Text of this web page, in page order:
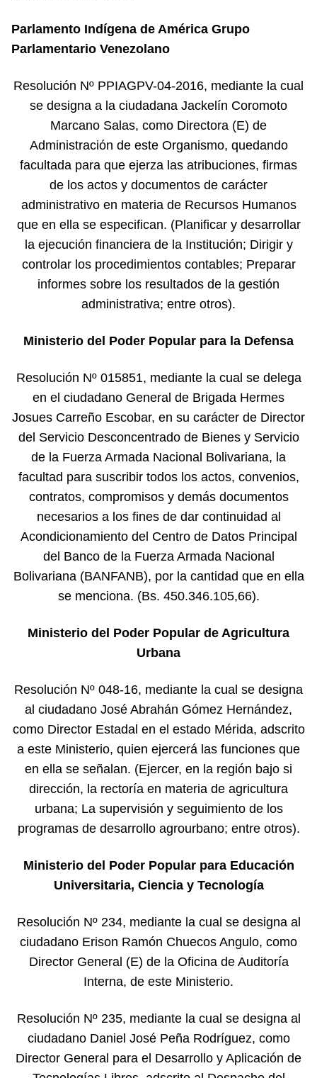
Parlamento Indígena de América Grupo
Parlamentario Venezolano
Resolución Nº PPIAGPV-04-2016, mediante la cual
se designa a la ciudadana Jackelín Coromoto
Marcano Salas, como Directora (E) de
Administración de este Organismo, quedando
facultada para que ejerza las atribuciones, firmas
de los actos y documentos de carácter
administrativo en materia de Recursos Humanos
que en ella se especifican. (Planificar y desarrollar
la ejecución financiera de la Institución; Dirigir y
controlar los procedimientos contables; Preparar
informes sobre los resultados de la gestión
administrativa; entre otros).
Ministerio del Poder Popular para la Defensa
Resolución Nº 015851, mediante la cual se delega
en el ciudadano General de Brigada Hermes
Josues Carreño Escobar, en su carácter de Director
del Servicio Desconcentrado de Bienes y Servicio
de la Fuerza Armada Nacional Bolivariana, la
facultad para suscribir todos los actos, convenios,
contratos, compromisos y demás documentos
necesarios a los fines de dar continuidad al
Acondicionamiento del Centro de Datos Principal
del Banco de la Fuerza Armada Nacional
Bolivariana (BANFANB), por la cantidad que en ella
se menciona. (Bs. 450.346.105,66).
Ministerio del Poder Popular de Agricultura
Urbana
Resolución Nº 048-16, mediante la cual se designa
al ciudadano José Abrahán Gómez Hernández,
como Director Estadal en el estado Mérida, adscrito
a este Ministerio, quien ejercerá las funciones que
en ella se señalan. (Ejercer, en la región bajo si
dirección, la rectoría en materia de agricultura
urbana; La supervisión y seguimiento de los
programas de desarrollo agrourbano; entre otros).
Ministerio del Poder Popular para Educación
Universitaria, Ciencia y Tecnología
Resolución Nº 234, mediante la cual se designa al
ciudadano Erison Ramón Chuecos Angulo, como
Director General (E) de la Oficina de Auditoría
Interna, de este Ministerio.
Resolución Nº 235, mediante la cual se designa al
ciudadano Daniel José Peña Rodríguez, como
Director General para el Desarrollo y Aplicación de